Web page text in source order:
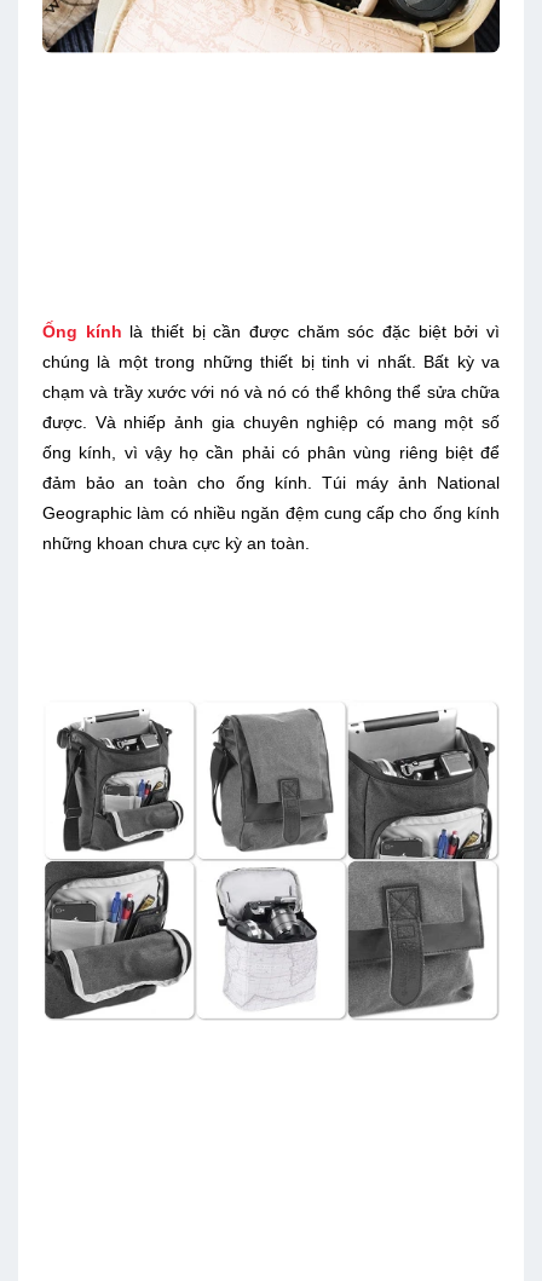
Ống kính là thiết bị cần được chăm sóc đặc biệt bởi vì
chúng là một trong những thiết bị tinh vi nhất. Bất kỳ va
chạm và trầy xước với nó và nó có thể không thể sửa chữa
được. Và nhiếp ảnh gia chuyên nghiệp có mang một số
ống kính, vì vậy họ cần phải có phân vùng riêng biệt để
đảm bảo an toàn cho ống kính. Túi máy ảnh National
Geographic làm có nhiều ngăn đệm cung cấp cho ống kính
những khoan chưa cực kỳ an toàn.